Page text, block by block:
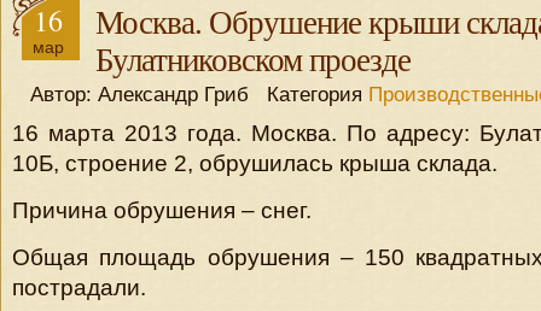
16
мар
Москва. Обрушение крыши
Булатниковском проезде
Автор: Александр Гриб Категория
16 марта 2013 года. Москва. По адресу:
10Б, строение 2, обрушилась крыша склада.
Причина обрушения – снег.
Общая площадь обрушения – 150
пострадали.